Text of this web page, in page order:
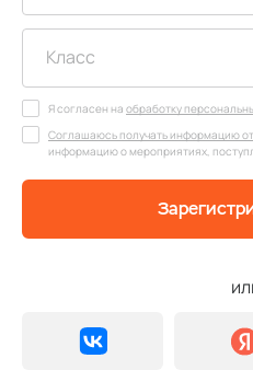
Я согласен на обработку
Соглашаюсь получать информацию
информацию о мероприятиях,